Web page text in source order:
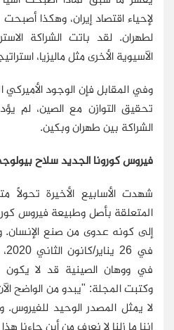
لإحياء اقتصاد إيران، وهكذا
لطهران. لقد باتت الشراكة
الآسيوية الأخرى مثل ماليزيا،
وفي المقابل فإن الوجود
تحقيق التوازن مع الصين، لم
الشراكة بين طهران وبكين.
فيروس كورونا الجديد سلاح
شهدت الأسابيع الأخيرة تحولًا
المتعلقة بأصل وطبيعة فيروس
إلى كونه عدوى من صنع
في ووهان الصينية قد لا يكون
وكتبت المجلة: "يبدو من الواضح
لا يمثل المصدر الوحيد
إننا ما زلنا لا نعرف من أين جاءنا